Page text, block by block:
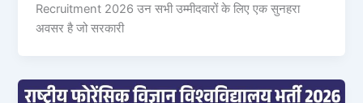
Recruitment 2026 उन सभी उम्मीदवारों के लिए एक सुनहरा
अवसर है जो सरकारी